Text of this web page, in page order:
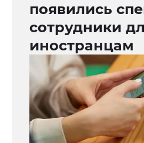
появились
сотрудники
иностранцам